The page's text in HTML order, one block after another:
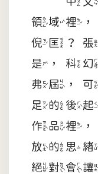
領域裡
倪匡？
是，科
弗屆，
足的後
作品裡
放的思
絕對會